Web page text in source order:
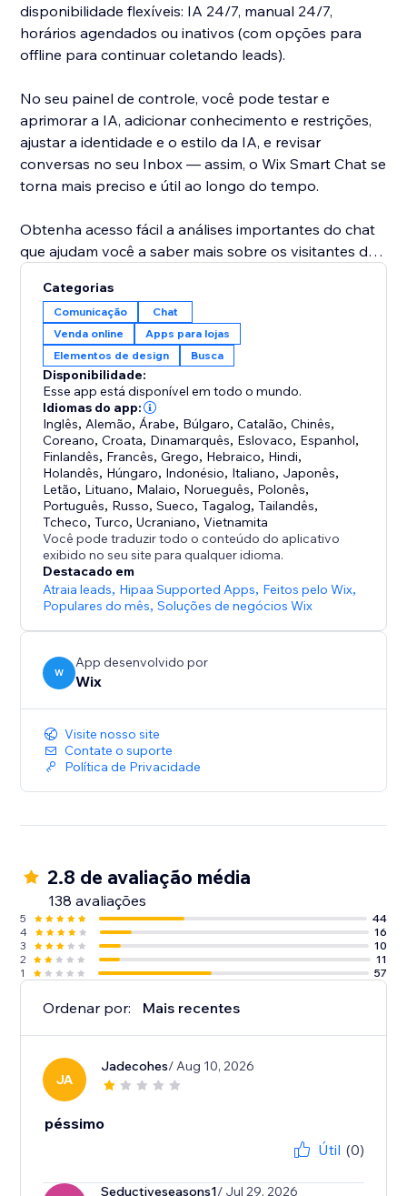
disponibilidade flexíveis: IA 24/7, manual 24/7,
horários agendados ou inativos (com opções para
offline para continuar coletando leads).
No seu painel de controle, você pode testar e
aprimorar a IA, adicionar conhecimento e restrições,
ajustar a identidade e o estilo da IA, e revisar
conversas no seu Inbox — assim, o Wix Smart Chat se
torna mais preciso e útil ao longo do tempo.
Obtenha acesso fácil a análises importantes do chat
que ajudam você a saber mais sobre os visitantes do
eles para impulsionar as conversões. O Wix Smart
Chat também analisa suas conversas para fornecer
insights importantes sobre o que seus clientes estão
procurando e como você pode melhorar seu negócio.
Anteriormente conhecido como Chat de Site com IA
Wix, o Wix Smart Chat agora foi atualizado para incluir
chat manual — e foi criado para substituir o antigo
Wix Chat para uma solução unificada.
Categorias
Comunicação
Chat
Venda online
Apps para lojas
Elementos de design
Busca
Disponibilidade:
Esse app está disponível em todo o mundo.
Idiomas do app:
Inglês, Alemão, Árabe, Búlgaro,Catalão,Chinês,
Coreano,Croata, Dinamarquês, Eslovaco, Espanhol,
Finlandês, Francês,Grego, Hebraico, Hindi,
Holandês, Húngaro, Indonésio, Italiano, Japonês,
Letão, Lituano, Malaio, Norueguês, Polonês,
Português, Russo,Sueco,Tagalog,Tailandês,
Tcheco,Turco,Ucraniano,Vietnamita
Você pode traduzir todo o conteúdo do aplicativo
exibido no seu site para qualquer idioma.
Destacado em
Atraia leads, Hipaa Supported Apps, Feitos pelo Wix,
Populares do mês,Soluções de negócios Wix
W
App desenvolvido por
Wix
Visite nosso site
Contate o suporte
Política de Privacidade
2.8 de avaliação média
138 avaliações
5
44
4
16
3
10
2
11
1
57
Ordenar por: Mais recentes
JA
Jadecohes/ Aug 10, 2026
péssimo
Útil (0)
Seductiveseasons1/ Jul 29, 2026